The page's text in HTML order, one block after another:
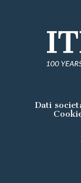
Dati